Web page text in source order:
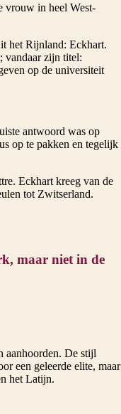
vrouw in heel West-
het Rijnland: Eckhart.
vandaar zijn titel:
op de universiteit
antwoord was op
op te pakken en tegelijk
Eckhart kreeg van de
tot Zwitserland.
maar niet in de
aanhoorden. De stijl
een geleerde elite, maar
het Latijn.